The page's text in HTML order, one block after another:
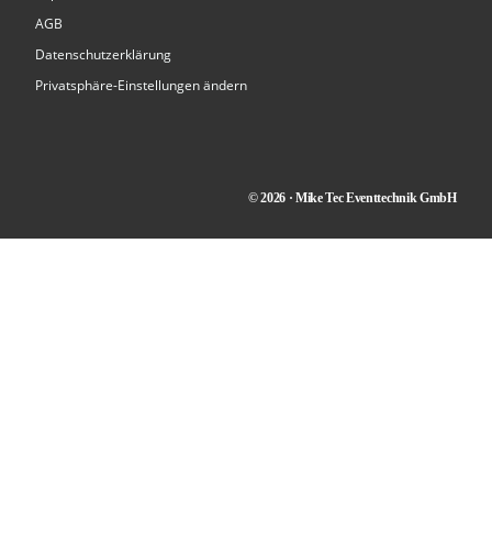
AGB
Datenschutzerklärung
Privatsphäre-Einstellungen ändern
© 2026 · Mike Tec Eventtechnik GmbH